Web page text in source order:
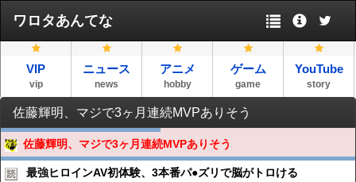
ワロタあんてな
VIP
vip
ニュース
news
アニメ
hobby
ゲーム
game
YouTube
story
佐藤輝明、マジで3ヶ月連続MVPありそう
佐藤輝明、マジで3ヶ月連続MVPありそう
最強ヒロインAV初体験、3本番パ●︎ズリで脳がトロける